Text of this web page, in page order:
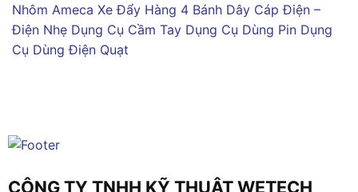
Nhôm Ameca Xe Đẩy Hàng 4 Bánh Dây Cáp Điện –
Điện Nhẹ Dụng Cụ Cầm Tay Dụng Cụ Dùng Pin Dụng
Cụ Dùng Điện Quạt
CÔNG TY TNHH KỸ THUẬT WETECH